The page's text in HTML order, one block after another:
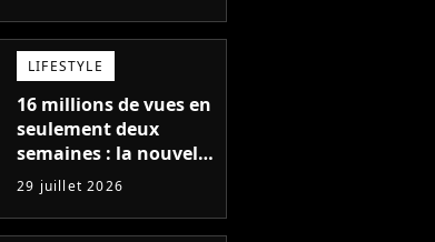
LIFESTYLE
16 millions de vues en
seulement deux
semaines : la nouvelle
série Netflix idéale
pour les fans de
Yellowstone
29 juillet 2026